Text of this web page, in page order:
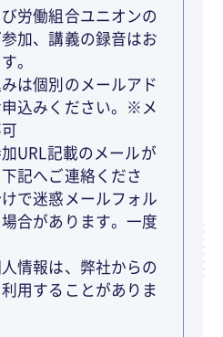
労働組合ユニオンの
加、講義の録音はお
。
は個別のメールアド
込みください。※メ
URL記載のメールが
記へご連絡くださ
で迷惑メールフォル
合があります。一度
情報は、弊社からの
用することがありま